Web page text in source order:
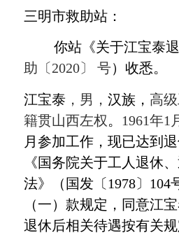
三明市救助站：
你站《关于江宝泰
助〔2020〕 号）收悉。
江宝泰 ，男，汉族， 高
籍贯山西左权。 1961年1
月参加工作，现已达到
《国务院关于工人退休
法》（国发〔1978〕 104
（一）款规定，同意江
退休后相关待遇按有关规